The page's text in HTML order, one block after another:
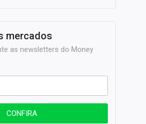
mercados
as newsletters do Money